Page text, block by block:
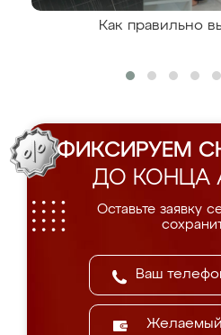
Как правильно
ФИКСИРУЕМ
ДО КОНЦА
Оставьте заявку